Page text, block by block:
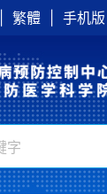
繁體 手机版